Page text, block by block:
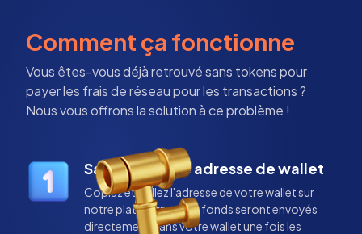
Comment ça fonctionne
Vous êtes-vous déjà retrouvé sans tokens pour
payer les frais de réseau pour les transactions ?
Nous vous offrons la solution à ce problème !
Saisissez votre adresse de wallet
Copiez et collez l'adresse de votre wallet sur
notre plateforme. Les fonds seront envoyés
directement dans votre wallet une fois les